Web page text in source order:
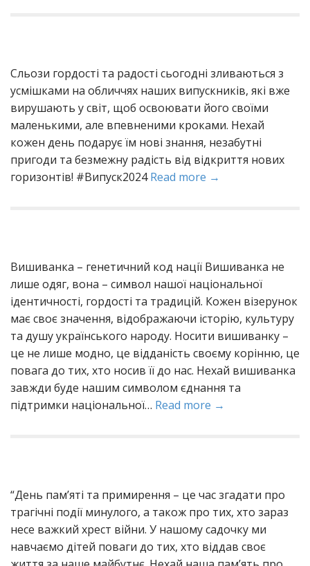
Сльози гордості та радості сьогодні зливаються з
усмішками на обличчях наших випускників, які вже
вирушають у світ, щоб освоювати його своїми
маленькими, але впевненими кроками. Нехай
кожен день подарує їм нові знання, незабутні
пригоди та безмежну радість від відкриття нових
горизонтів! #Випуск2024Read more →
Вишиванка – генетичний код нації Вишиванка не
лише одяг, вона – символ нашої національної
ідентичності, гордості та традицій. Кожен візерунок
має своє значення, відображаючи історію, культуру
та душу українського народу. Носити вишиванку –
це не лише модно, це відданість своєму корінню, це
повага до тих, хто носив її до нас. Нехай вишиванка
завжди буде нашим символом єднання та
підтримки національної… Read more →
“День пам’яті та примирення – це час згадати про
трагічні події минулого, а також про тих, хто зараз
несе важкий хрест війни. У нашому садочку ми
навчаємо дітей поваги до тих, хто віддав своє